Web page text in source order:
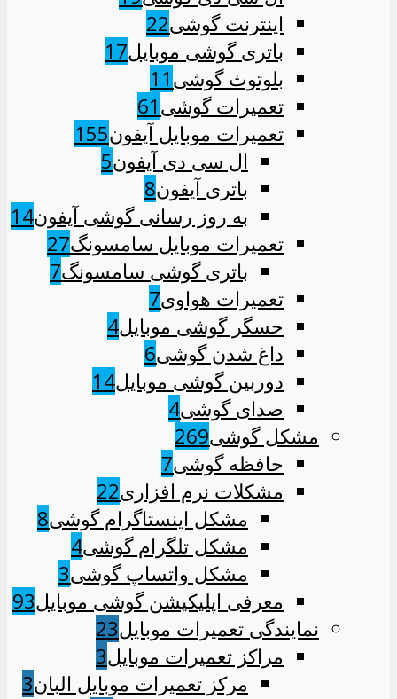
اینترنت گوشی22
باتری گوشی موبایل17
بلوتوث گوشی11
تعمیرات گوشی61
تعمیرات موبایل آیفون155
ال سی دی آیفون5
باتری آیفون8
به روز رسانی گوشی آیفون14
تعمیرات موبایل سامسونگ27
باتری گوشی سامسونگ7
تعمیرات هواوی7
حسگر گوشی موبایل4
داغ شدن گوشی6
دوربین گوشی موبایل14
صدای گوشی4
مشکل گوشی269
حافظه گوشی7
مشکلات نرم افزاری22
مشکل اینستاگرام گوشی8
مشکل تلگرام گوشی4
مشکل واتساپ گوشی3
معرفی اپلیکیشن گوشی موبایل93
نمایندگی تعمیرات موبایل23
مراکز تعمیرات موبایل3
مرکز تعمیرات موبایل البان3